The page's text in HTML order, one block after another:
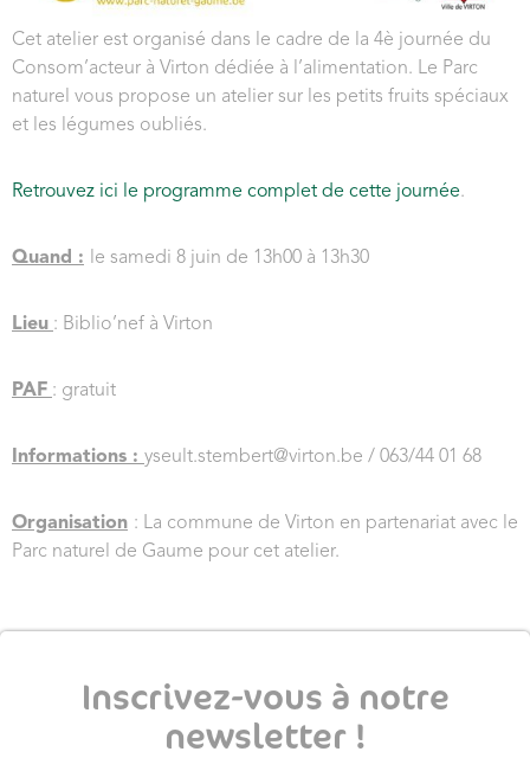
Cet atelier est organisé dans le cadre de la 4è journée du
Consom’acteur à Virton dédiée à l’alimentation. Le Parc
naturel vous propose un atelier sur les petits fruits spéciaux
et les légumes oubliés.
Retrouvez ici le programme complet de cette journée.
Quand : le samedi 8 juin de 13h00 à 13h30
Lieu : Biblio’nef à Virton
PAF : gratuit
Informations : yseult.stembert@virton.be / 063/44 01 68
Organisation : La commune de Virton en partenariat avec le
Parc naturel de Gaume pour cet atelier.
Inscrivez-vous à notre
newsletter !